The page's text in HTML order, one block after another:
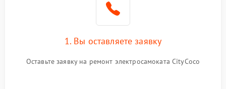
1. Вы оставляете заявку
Оставьте заявку на ремонт электросамоката CityCoco